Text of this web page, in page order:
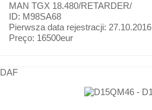
MAN TGX 18.480/RETARDER/
ID: M98SA68
Pierwsza data rejestracji: 27.10.2016
Preço: 16500eur
DAF